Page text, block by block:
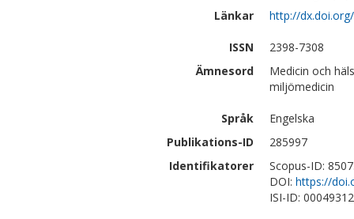
Länkar
http://
ISSN
2398-7308
Ämnesord
Medicin och
miljömedicin
Språk
Engelska
Publikations-ID
285997
Identifikatorer
Scopus-ID:
DOI: https://
ISI-ID: